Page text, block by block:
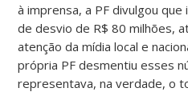
à imprensa, a PF divulgou
de desvio de R$ 80 milhões,
atenção da mídia local e
própria PF desmentiu esses
representava, na verdade, o